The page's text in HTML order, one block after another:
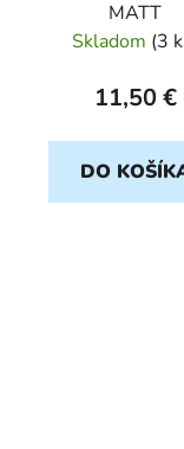
MATT
Skladom (3
11,50 €
DO